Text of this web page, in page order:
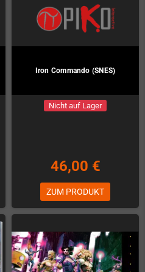
Iron Commando (SNES)
Nicht auf Lager
46,00 €
ZUM PRODUKT